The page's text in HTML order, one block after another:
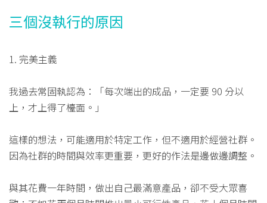
三個沒執行的原因
1. 完美主義
我過去常固執認為：「每次端出的成品，一定要 90 分以
上，才上得了檯面。」
這樣的想法，可能適用於特定工作，但不適用於經營社群。
因為社群的時間與效率更重要，更好的作法是邊做邊調整。
與其花費一年時間，做出自己最滿意產品，卻不受大眾喜